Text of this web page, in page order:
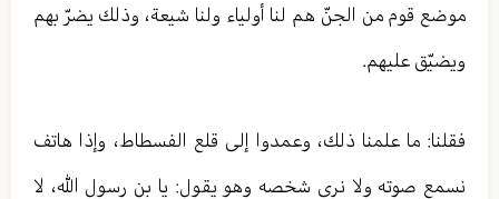
موضع قوم من الجنّ هم لنا أولياء ولنا شيعة، وذلك يضرّ بهم
ويضيّق عليهم.
فقلنا: ما علمنا ذلك، وعمدوا إلى قلع الفسطاط، وإذا هاتف
نسمع صوته ولا نرى شخصه وهو يقول: يا بن رسول الله، لا